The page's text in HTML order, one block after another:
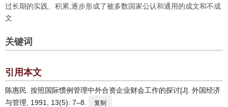
过长期的实践、积累,逐步形成了被多数国家公认和通用的成文和不成
文
关键词
引用本文
陈惠民. 按照国际惯例管理中外合资企业财会工作的探讨[J]. 外国经济
与管理, 1991, 13(5): 7–8.
复制